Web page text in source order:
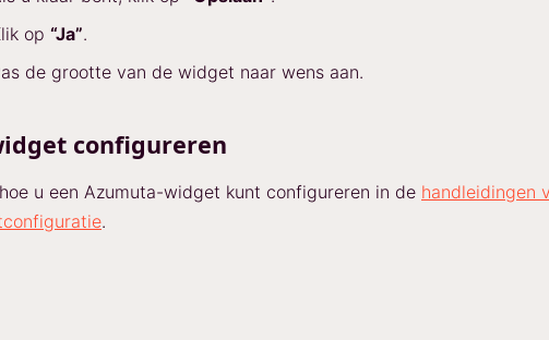
op “Ja”.
de grootte van de widget naar wens aan.
configureren
u een Azumuta-widget kunt configureren in de handleidingen
.